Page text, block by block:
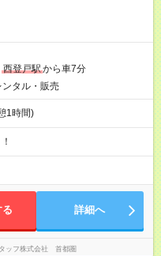
西登戸駅から車7分
ンタル・販売
1時間)
る 詳細へ
ッフ株式会社 首都圏